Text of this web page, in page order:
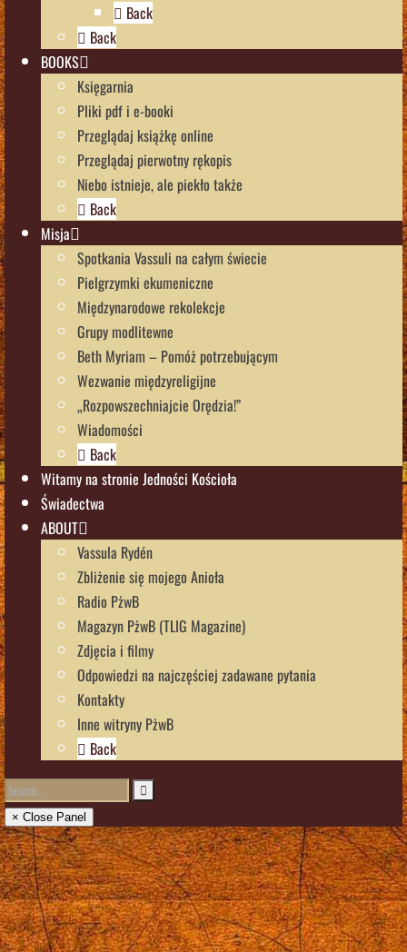
Back
Back
BOOKS
Księgarnia
Pliki pdf i e-booki
Przeglądaj książkę online
Przeglądaj pierwotny rękopis
Niebo istnieje, ale piekło także
Back
Misja
Spotkania Vassuli na całym świecie
Pielgrzymki ekumeniczne
Międzynarodowe rekolekcje
Grupy modlitewne
Beth Myriam – Pomóż potrzebującym
Wezwanie międzyreligijne
„Rozpowszechniajcie Orędzia!”
Wiadomości
Back
Witamy na stronie Jedności Kościoła
Świadectwa
ABOUT
Vassula Rydén
Zbliżenie się mojego Anioła
Radio PżwB
Magazyn PżwB (TLIG Magazine)
Zdjęcia i filmy
Odpowiedzi na najczęściej zadawane pytania
Kontakty
Inne witryny PżwB
Back
× Close Panel